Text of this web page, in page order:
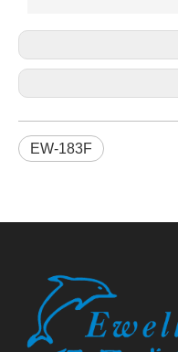
EW-183F